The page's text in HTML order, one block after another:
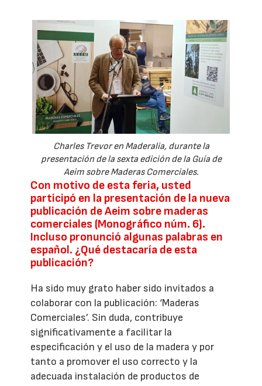
Charles Trevor en Maderalia, durante la
presentación de la sexta edición de la Guía de
Aeim sobre Maderas Comerciales.
Con motivo de esta feria, usted
participó en la presentación de la nueva
publicación de Aeim sobre maderas
comerciales (Monográfico núm. 6).
Incluso pronunció algunas palabras en
español. ¿Qué destacaría de esta
publicación?
Ha sido muy grato haber sido invitados a
colaborar con la publicación: ‘Maderas
Comerciales’. Sin duda, contribuye
significativamente a facilitar la
especificación y el uso de la madera y por
tanto a promover el uso correcto y la
adecuada instalación de productos de